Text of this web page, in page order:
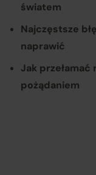
światem
Najczęstsze
naprawić
Jak
pożądaniem